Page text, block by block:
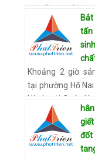
sát điều tra Công
(TP.HCM) cho
sơ ban đầu để
rõ việc bé N.D.L.
tuổi, ngụ Q.8)…
tấn
Khoảng 2 giờ
tại phường Hố Nai
Hòa), Đội Quản lý
cơ động phối
lượng cảnh sát
kiểm tra xe tải m…